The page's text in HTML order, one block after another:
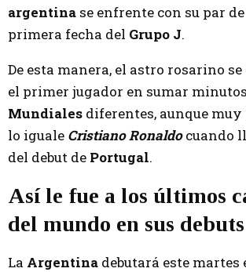
argentina se enfrente con su par de
primera fecha del Grupo J.
De esta manera, el astro rosarino
el primer jugador en sumar
Mundiales diferentes, aunque
lo iguale Cristiano Ronaldocuando
del debut de Portugal.
Así le fue a los últimos
del mundo en sus debuts
La Argentina debutará este martes